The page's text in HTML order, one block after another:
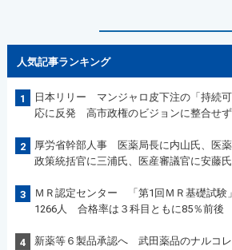
人気記事ランキング
1
日本リリー マンジャロ皮下注の「持続
応に反発 高市政権のビジョンに整合せず
2
厚労省幹部人事 医薬局長に内山氏、医
政策統括官に三浦氏、医産審議官に安藤氏
3
ＭＲ認定センター 「第1回ＭＲ基礎試
1266人 合格率は３科目ともに85％前後
4
新薬等６製品承認へ 武田薬品のナルコ